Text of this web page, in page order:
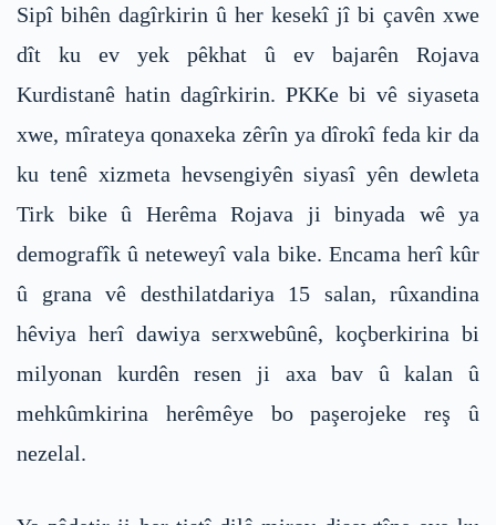
Sipî bihên dagîrkirin û her kesekî jî bi çavên xwe
dît ku ev yek pêkhat û ev bajarên Rojava
Kurdistanê hatin dagîrkirin. PKKe bi vê siyaseta
xwe, mîrateya qonaxeka zêrîn ya dîrokî feda kir da
ku tenê xizmeta hevsengiyên siyasî yên dewleta
Tirk bike û Herêma Rojava ji binyada wê ya
demografîk û neteweyî vala bike. Encama herî kûr
û grana vê desthilatdariya 15 salan, rûxandina
hêviya herî dawiya serxwebûnê, koçberkirina bi
milyonan kurdên resen ji axa bav û kalan û
mehkûmkirina herêmêye bo paşerojeke reş û
nezelal.